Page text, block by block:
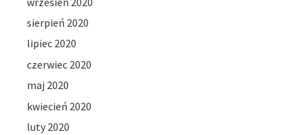
sierpień 2020
lipiec 2020
czerwiec 2020
maj 2020
kwiecień 2020
luty 2020